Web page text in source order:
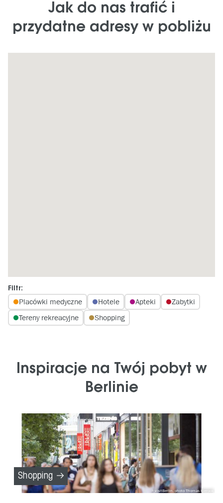
Jak do nas trafić i
przydatne adresy w pobliżu
Filtr:
Placówki medyczne Hotele Apteki
Zabytki
Tereny rekreacyjne
Shopping
Inspiracje na Twój pobyt w
Berlinie
visitBerlin, photo Thomas Kierock
Shopping